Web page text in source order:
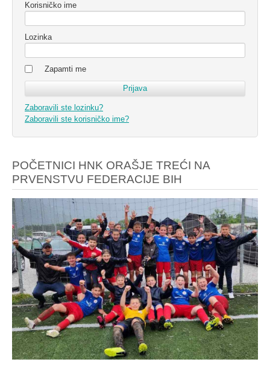
Korisničko ime
Lozinka
Zapamti me
Zaboravili ste lozinku?
Zaboravili ste korisničko ime?
POČETNICI HNK ORAŠJE TREĆI NA
PRVENSTVU FEDERACIJE BIH